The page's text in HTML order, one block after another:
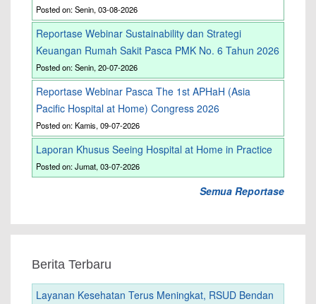
Posted on: Senin, 03-08-2026
Reportase Webinar Sustainability dan Strategi
Keuangan Rumah Sakit Pasca PMK No. 6 Tahun 2026
Posted on: Senin, 20-07-2026
Reportase Webinar Pasca The 1st APHaH (Asia
Pacific Hospital at Home) Congress 2026
Posted on: Kamis, 09-07-2026
Laporan Khusus Seeing Hospital at Home in Practice
Posted on: Jumat, 03-07-2026
Semua Reportase
Berita Terbaru
Layanan Kesehatan Terus Meningkat, RSUD Bendan